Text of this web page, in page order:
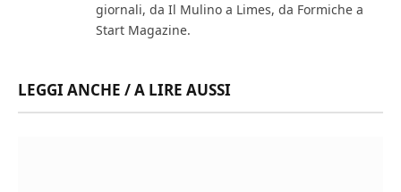
giornali, da Il Mulino a Limes, da Formiche a
Start Magazine.
LEGGI ANCHE / A LIRE AUSSI